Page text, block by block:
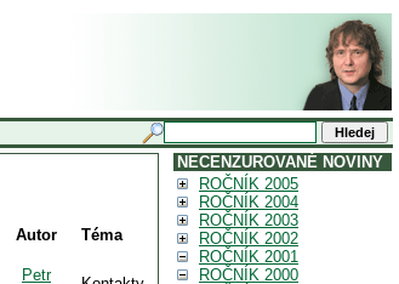
Autor Téma
Petr
NECENZUROVANÉ NOVINY
ROČNÍK 2005
ROČNÍK 2004
ROČNÍK 2003
ROČNÍK 2002
ROČNÍK 2001
ROČNÍK 2000